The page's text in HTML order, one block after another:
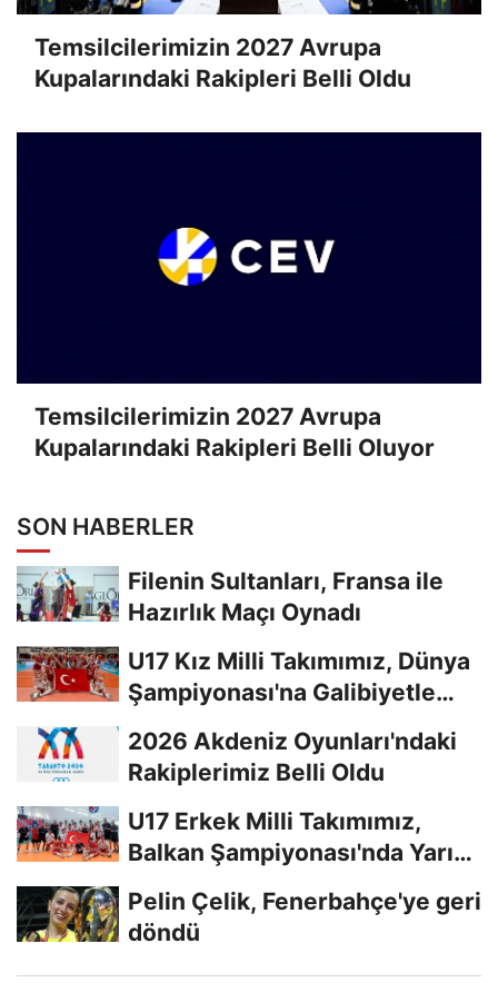
Temsilcilerimizin 2027 Avrupa
Kupalarındaki Rakipleri Belli Oldu
Temsilcilerimizin 2027 Avrupa
Kupalarındaki Rakipleri Belli Oluyor
SON HABERLER
Filenin Sultanları, Fransa ile
Hazırlık Maçı Oynadı
U17 Kız Milli Takımımız, Dünya
Şampiyonası'na Galibiyetle
2026 Akdeniz Oyunları'ndaki
Rakiplerimiz Belli Oldu
U17 Erkek Milli Takımımız,
Balkan Şampiyonası'nda Yarı
Pelin Çelik, Fenerbahçe'ye geri
döndü